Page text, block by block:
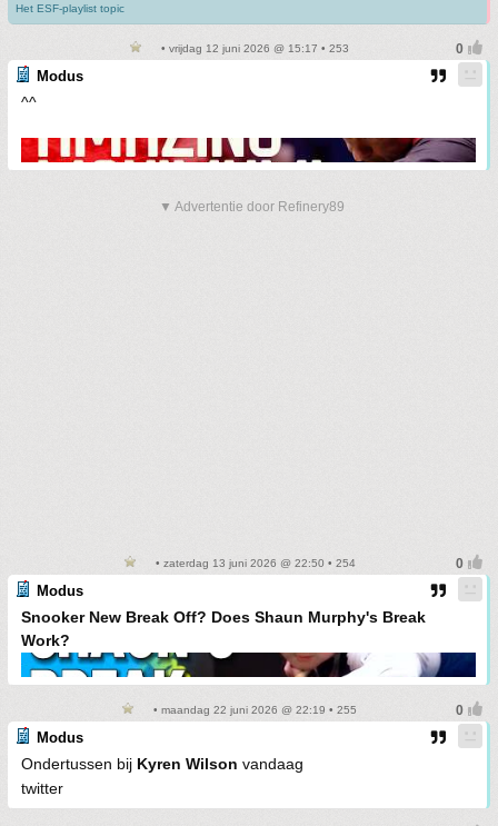
Het ESF-playlist topic
• vrijdag 12 juni 2026 @ 15:17 • 253
Modus
^^
▼ Advertentie door Refinery89
• zaterdag 13 juni 2026 @ 22:50 • 254
Modus
Snooker New Break Off? Does Shaun Murphy's Break
Work?
• maandag 22 juni 2026 @ 22:19 • 255
Modus
Ondertussen bij Kyren Wilson vandaag
twitter